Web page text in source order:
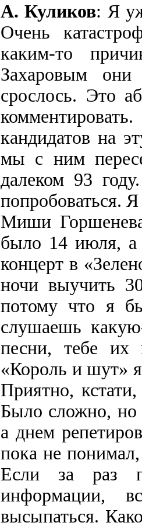
А. Куликов: Я
Очень
каким-то
Захаровым они
срослось. Это
кандидатов на
мы с ним
далеком 93
попробоваться.
Миши
было 14 июля,
концерт в
ночи выучить
потому что я
слушаешь
песни, тебе их
«Король и шут» я
Приятно,
Было сложно, но
а днем
пока не
Если за раз
информации,
высыпаться.